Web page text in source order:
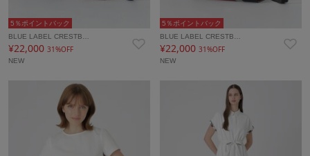
5％ポイントバック
BLUE LABEL CRESTB…
¥22,000 31%OFF
NEW
5％ポイントバック
BLUE LABEL CRESTB…
¥22,00031%OFF
NEW